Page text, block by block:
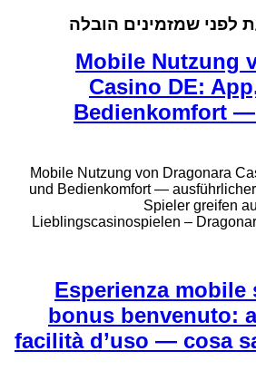
לפני שמזמינים הובלה
Mobile Nutzung
Casino DE:
Bedienkomfort
Mobile Nutzung von Dragonara
und Bedienkomfort —
Spieler greifen
Lieblingscasinospielen –
Esperienza mobile
bonus benvenuto:
facilità d’uso — cosa